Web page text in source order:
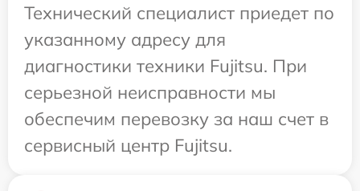
Технический специалист приедет по
указанному адресу для
диагностики техники Fujitsu. При
серьезной неисправности мы
обеспечим перевозку за наш счет в
сервисный центр Fujitsu.